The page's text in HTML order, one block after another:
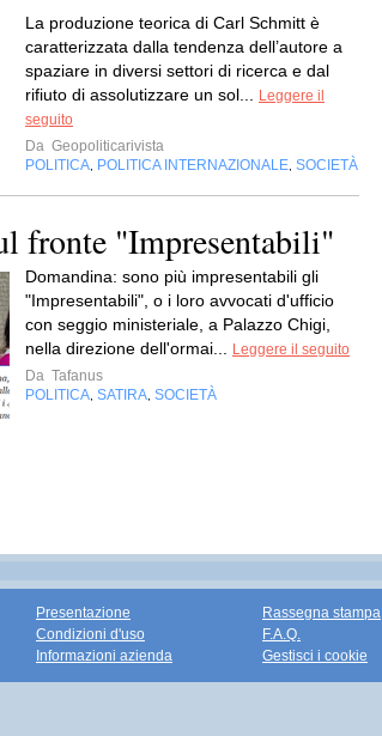
La produzione teorica di Carl Schmitt è
caratterizzata dalla tendenza dell’autore a
spaziare in diversi settori di ricerca e dal
rifiuto di assolutizzare un sol...
Leggere il
seguito
Da Geopoliticarivista
POLITICA POLITICA INTERNAZIONALE SOCIETÀ
fronte "Impresentabili"
Domandina: sono più impresentabili gli
"Impresentabili", o i loro avvocati d'ufficio
con seggio ministeriale, a Palazzo Chigi,
nella direzione dell'ormai...
Leggere il seguito
Da Tafanus
POLITICA SATIRA SOCIETÀ
Presentazione
Condizioni d'uso
Informazioni azienda
Rassegna stampa
F.A.Q.
Gestisci i cookie